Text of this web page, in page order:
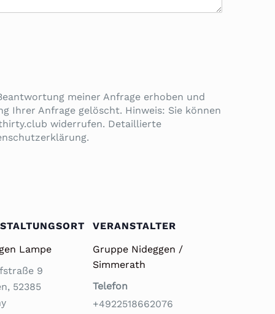
meiner Anfrage erhoben und
Ihrer Anfrage gelöscht. Hinweis: Sie können
widerrufen. Detaillierte
Lampe
9
, 52385
VERANSTALTER
Gruppe Nideggen /
Simmerath
Telefon
+4922518662076